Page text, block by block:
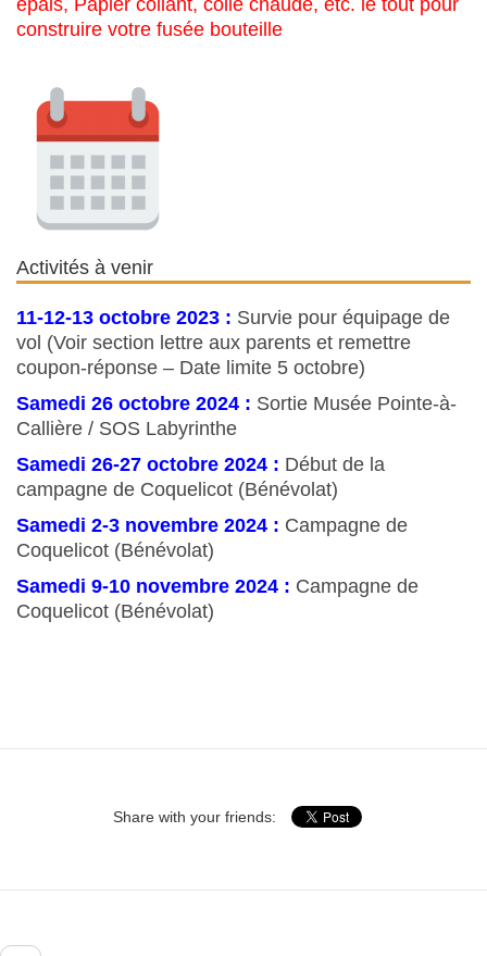
construire votre fusée bouteille
Activités à venir
11-12-13 octobre 2023 : Survie pour équipage de
vol (Voir section lettre aux parents et remettre
coupon-réponse – Date limite 5 octobre)
Samedi 26 octobre 2024 : Sortie Musée Pointe-à-
Callière / SOS Labyrinthe
Samedi 26-27 octobre 2024 : Début de la
campagne de Coquelicot (Bénévolat)
Samedi 2-3 novembre 2024 : Campagne de
Coquelicot (Bénévolat)
Samedi 9-10 novembre 2024 : Campagne de
Coquelicot (Bénévolat)
Share with your friends: